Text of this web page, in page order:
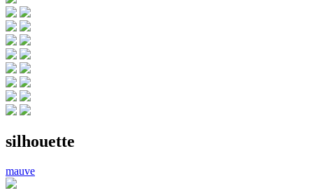
silhouette
mauve